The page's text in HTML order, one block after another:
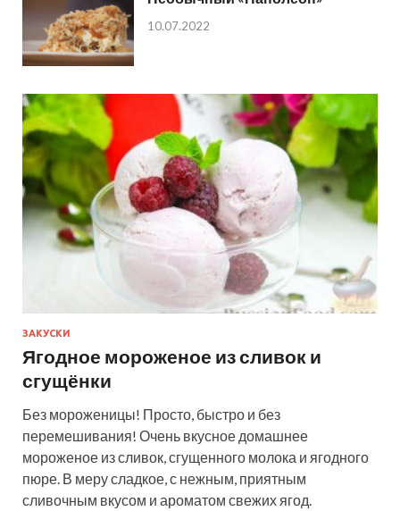
10.07.2022
ЗАКУСКИ
Ягодное мороженое из сливок и
сгущёнки
Без мороженицы! Просто, быстро и без
перемешивания! Очень вкусное домашнее
мороженое из сливок, сгущенного молока и ягодного
пюре. В меру сладкое, с нежным, приятным
сливочным вкусом и ароматом свежих ягод.